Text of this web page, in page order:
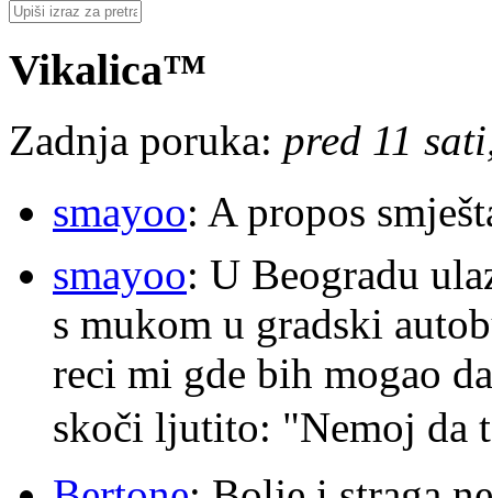
Vikalica™
Zadnja poruka: pred 11
smayoo: A propos
smayoo: U Beogradu
s mukom u gradski
reci mi gde bih mogao
skoči ljutito: "Nemoj da